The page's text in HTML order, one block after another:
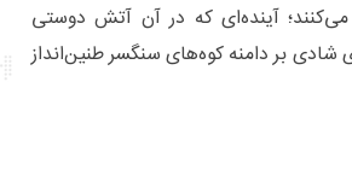
می‌کنند؛ آینده‌ای که در آن آتش دوستی
شادی بر دامنه کوه‌های سنگسر طنین‌انداز